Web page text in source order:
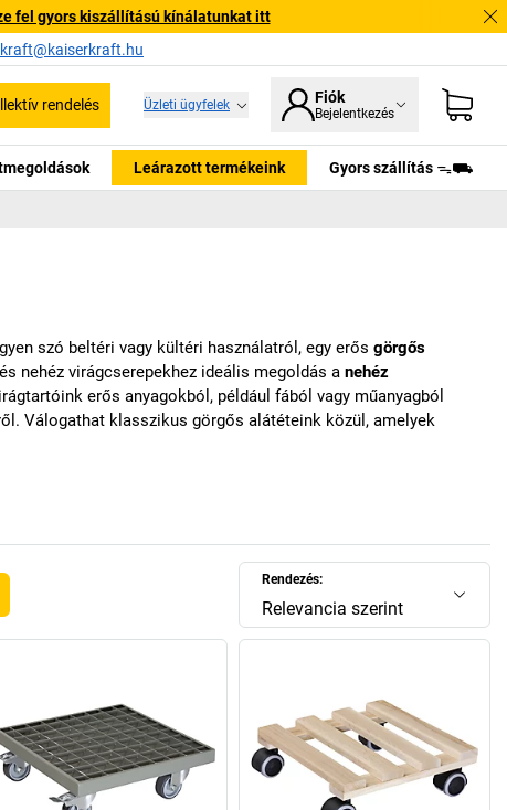
fel gyors kiszállítású kínálatunkat itt
rendelés Üzleti ügyfelek Fiók
Bejelentkezés
Leárazott termékeink Gyors szállítás ᯓ⛟
szó beltéri vagy kültéri használatról, egy erős görgős
nehéz virágcserepekhez ideális megoldás a nehéz
erős anyagokból, például fából vagy műanyagból
Válogathat klasszikus görgős alátéteink közül, amelyek
Rendezés:
Relevancia szerint